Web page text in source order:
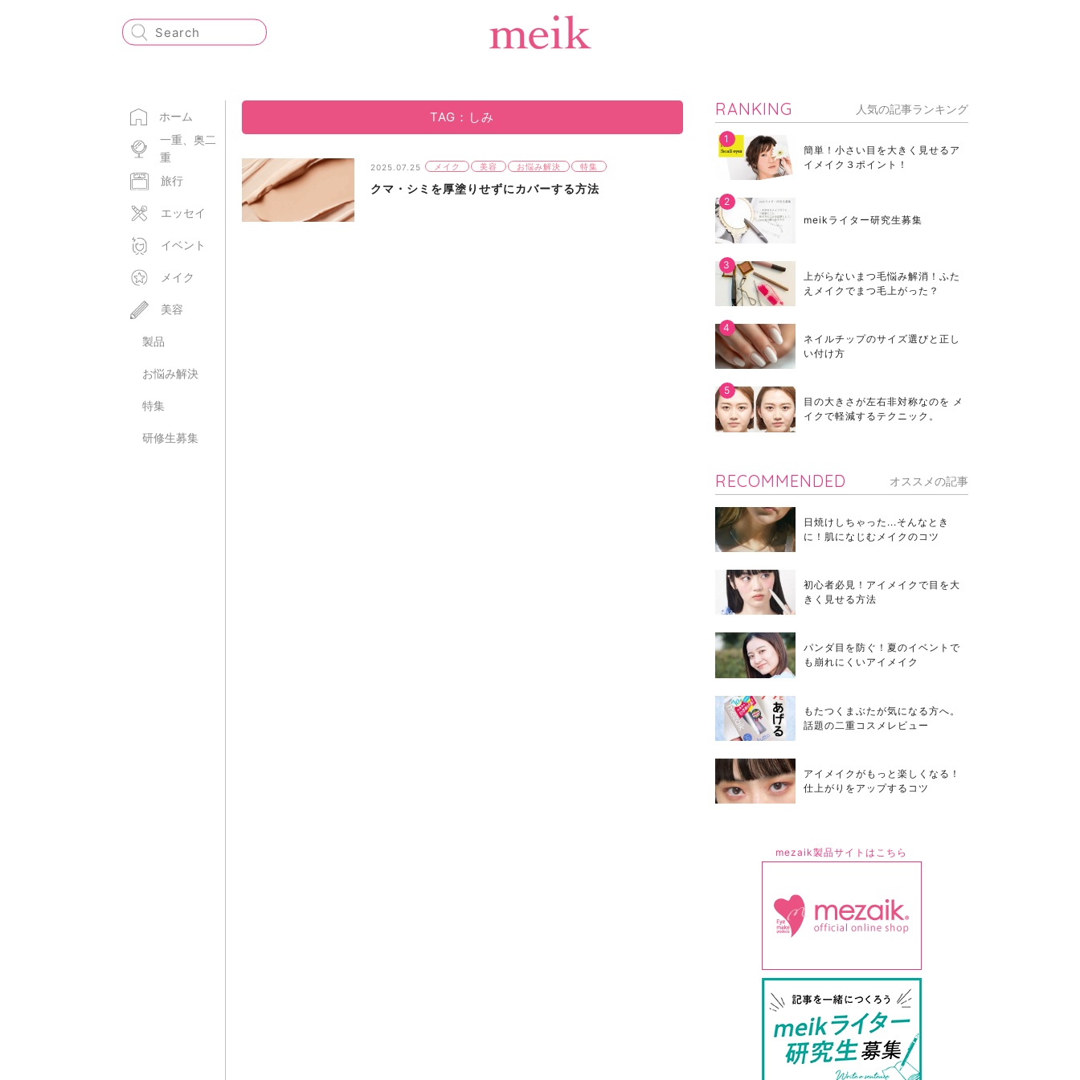
ホーム
一重、奥二
重
旅行
エッセイ
イベント
メイク
美容
製品
お悩み解決
特集
研修生募集
TAG：しみ
2025.07.25 メイク 美容 お悩み解決 特集
クマ・シミを厚塗りせずにカバーする方法
RANKING 人気の記事ランキング
簡単！小さい目を大きく見せるア
イメイク３ポイント！
meikライター研究生募集
上がらないまつ毛悩み解消！ふた
えメイクでまつ毛上がった？
ネイルチップのサイズ選びと正し
い付け方
目の大きさが左右非対称なのを メ
イクで軽減するテクニック。
RECOMMENDED オススメの記事
日焼けしちゃった...そんなとき
に！肌になじむメイクのコツ
初心者必見！アイメイクで目を大
きく見せる方法
パンダ目を防ぐ！夏のイベントで
も崩れにくいアイメイク
もたつくまぶたが気になる方へ。
話題の二重コスメレビュー
アイメイクがもっと楽しくなる！
仕上がりをアップするコツ
mezaik製品サイトはこちら